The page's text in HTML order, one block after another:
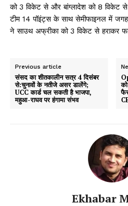
को 3 विकेट से और बांग्लादेश को 8 विकेट से
टीम 14 पॉइंट्स के साथ सेमीफाइनल में जगह
ने साउथ अफ्रीका को 3 विकेट से हराकर
Previous article
संसद का शीतकालीन सत्र 4 दिसंबर
से:चुनावों के नतीजे असर डालेंगे;
UCC कार्ड चल सकती है भाजपा,
महुआ-राघव पर हंगामा संभव
Ekhabar